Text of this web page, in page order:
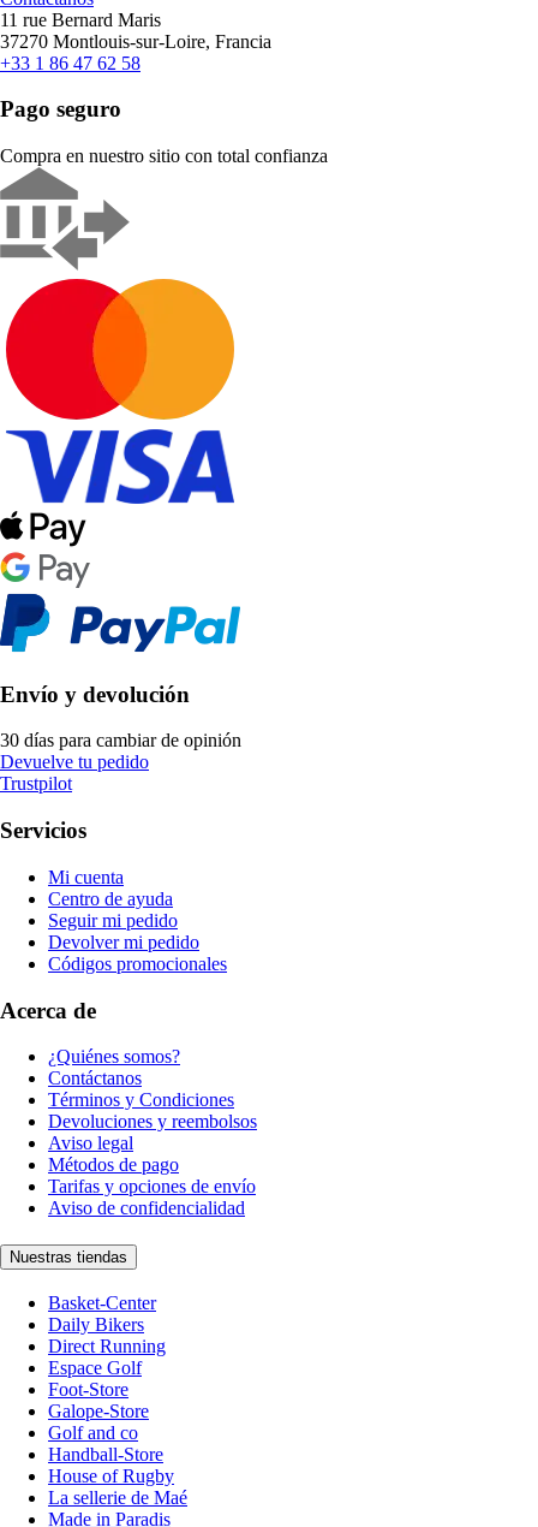
11 rue Bernard Maris
37270 Montlouis-sur-Loire, Francia
+33 1 86 47 62 58
Pago seguro
Compra en nuestro sitio con total confianza
Envío y devolución
30 días para cambiar de opinión
Devuelve tu pedido
Trustpilot
Servicios
Mi cuenta
Centro de ayuda
Seguir mi pedido
Devolver mi pedido
Códigos promocionales
Acerca de
¿Quiénes somos?
Contáctanos
Términos y Condiciones
Devoluciones y reembolsos
Aviso legal
Métodos de pago
Tarifas y opciones de envío
Aviso de confidencialidad
Nuestras tiendas
Basket-Center
Daily Bikers
Direct Running
Espace Golf
Foot-Store
Galope-Store
Golf and co
Handball-Store
House of Rugby
La sellerie de Maé
Made in Paradis